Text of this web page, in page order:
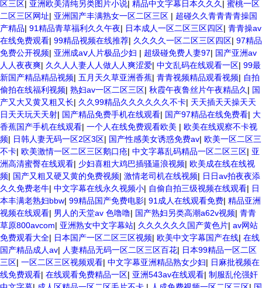
区三区| 亚洲欧美清纯另类图片小说| 精品中文字幕日本久久久 | 蜜桃一区
二区三区网址| 亚洲国产丰满熟女一区二区三区 | 超碰久久青青青青操国
产精品| 91精品青草福利久久午夜| 日本成人一区二区三区四区| 青青操av
在线免费观看| 99精品视频在线推荐| 久久久久一区二区三区四区| 97精品
免费公开视频| 亚洲成aⅴ人片极品少妇 | 超级碰免费人妻97| 国产亚洲av
人人夜夜爽| 久久人人妻人人做人人爽涩爱| 中文乱码在线观看一区| 99最
新国产精品精品视频| 五月天久草亚洲香蕉| 青青视频精品观看视频| 自拍
偷拍在线福利视频| 熟妇av一区二区三区| 秋霞午夜鲁丝片午夜精品久 | 国
产又大又黄又粗又长| 久久99精品久久久久久久不卡| 天天插天天操天天
日天天玩天天射| 国产精品免费手机在线观看| 国产97精品在线免费看| 大
香蕉国产手机在线观看| 一个人在线免费观看欧美 | 欧美在线观察不卡视
频| 日韩人妻无码一区2区3区| 国产性感美女诱惑免费av| 欧美一区二区三
不卡| 欧美激情一区二区三区鹅口疮| 中文字幕乱码精品一区二区三区| 亚
洲高清蜜臀在线观看| 少妇喜粗大鸡巴插骚逼浪视频| 欧美成在线在线视
频| 国产又粗又硬又黄的免费视频| 激情老司机在线视频| 日日av拍夜夜添
久久免费老牛| 中文字幕在线永久视频小| 自偷自拍三级视频在线观看| 日
本丰满老熟妇bbw| 99精品国产免费电影| 91成人在线观看免费| 精品亚洲
视频在线观看| 男人的天堂av 色噜噜| 国产熟妇另类高潮a62v视频| 青青
草原800avcom| 亚洲熟女中文字幕站| 久久久久久久国产黄色片| av网站
免费观看大全| 日本国产一区二区三区视频| 欧美中文字幕国产在线| 在线
国产精品成人av| 人妻精品无码一区二区三区百花| 日本99精品一区二区
三区| 一区二区三区视频观看| 中文字幕亚洲精品熟女少妇| 日麻批视频在
线免费观看| 在线观看免费精品一区| 亚洲543av在线观看| 制服乱伦强奸